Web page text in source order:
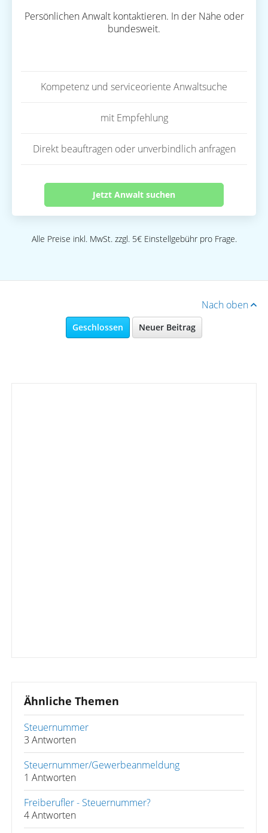
Persönlichen Anwalt kontaktieren. In der Nähe oder
bundesweit.
Kompetenz und serviceoriente Anwaltsuche
mit Empfehlung
Direkt beauftragen oder unverbindlich anfragen
Jetzt Anwalt suchen
Alle Preise inkl. MwSt. zzgl. 5€ Einstellgebühr pro Frage.
Nach oben
Geschlossen Neuer Beitrag
Ähnliche Themen
Steuernummer
3 Antworten
Steuernummer/Gewerbeanmeldung
1 Antworten
Freiberufler - Steuernummer?
4 Antworten